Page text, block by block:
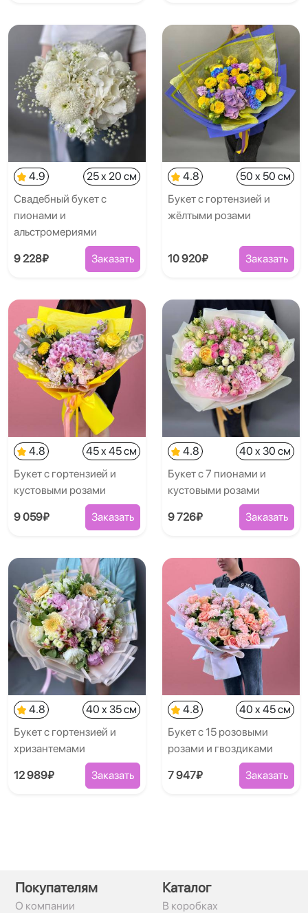
4.9
25 x 20 см
Свадебный букет с
пионами и
альстромериями
9 228₽ Заказать
4.8
50 x 50 см
Букет с гортензией и
жёлтыми розами
10 920₽ Заказать
4.8
45 x 45 см
Букет с гортензией и
кустовыми розами
9 059₽ Заказать
4.8
40 x 30 см
Букет с 7 пионами и
кустовыми розами
9 726₽ Заказать
4.8
40 x 35 см
Букет с гортензией и
хризантемами
12 989₽ Заказать
4.8
40 x 45 см
Букет с 15 розовыми
розами и гвоздиками
7 947₽ Заказать
Покупателям
О компании
Каталог
В коробках